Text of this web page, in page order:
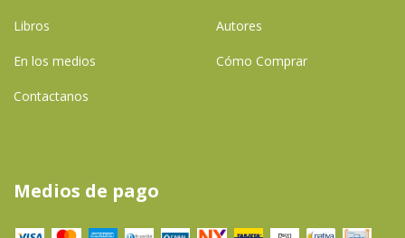
Libros Autores
En los medios Cómo Comprar
Contactanos
Medios de pago